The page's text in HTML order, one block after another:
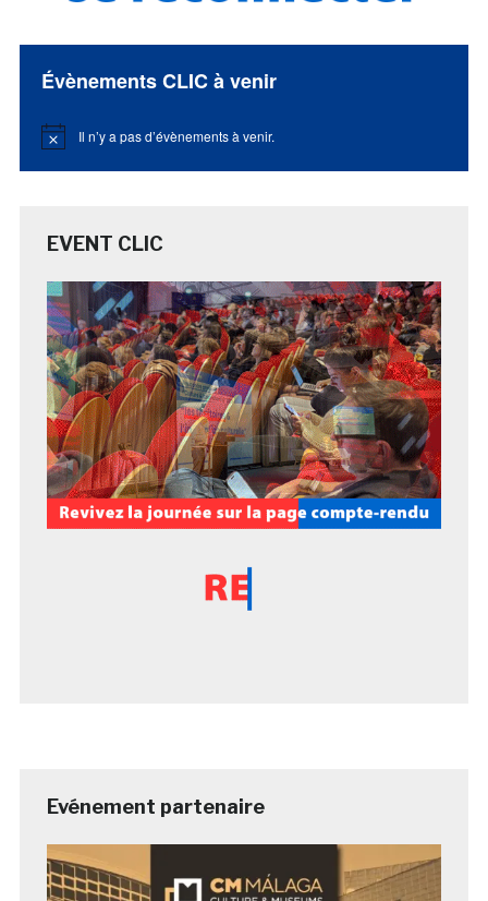
Évènements CLIC à venir
Notice Il n’y a pas d’évènements à venir.
EVENT CLIC
Evénement partenaire